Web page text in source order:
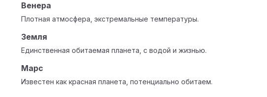
Венера
Плотная атмосфера, экстремальные температуры.
Земля
Единственная обитаемая планета, с водой и жизнью.
Марс
Известен как красная планета, потенциально обитаем.